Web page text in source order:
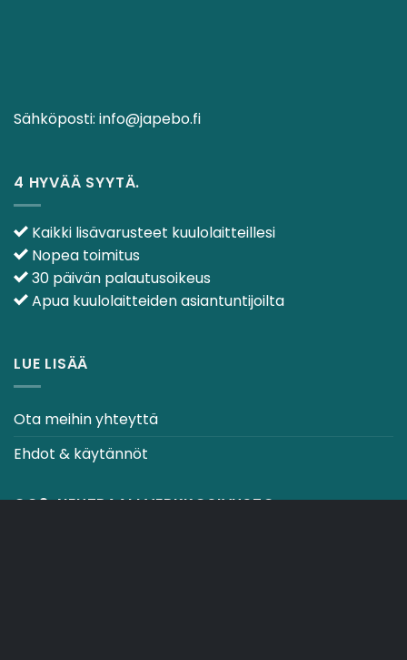
Sähköposti: info@japebo.fi
4 HYVÄÄ SYYTÄ.
Kaikki lisävarusteet kuulolaitteillesi
Nopea toimitus
30 päivän palautusoikeus
Apua kuulolaitteiden asiantuntijoilta
LUE LISÄÄ
Ota meihin yhteyttä
Ehdot & käytännöt
CO2-NEUTRAALI VERKKOSIVUSTO